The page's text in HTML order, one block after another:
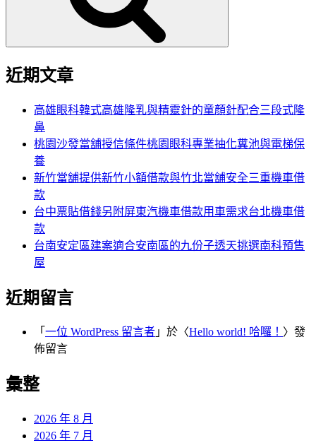
近期文章
高雄眼科韓式高雄隆乳與精靈針的童顏針配合三段式隆
鼻
桃園沙發當舖授信條件桃園眼科專業抽化糞池與電梯保
養
新竹當舖提供新竹小額借款與竹北當舖安全三重機車借
款
台中票貼借錢另附屏東汽機車借款用車需求台北機車借
款
台南安定區建案適合安南區的九份子透天挑選南科預售
屋
近期留言
「 一位 WordPress 留言者 」於〈Hello world! 哈囉！ 〉發
佈留言
彙整
2026 年 8 月
2026 年 7 月